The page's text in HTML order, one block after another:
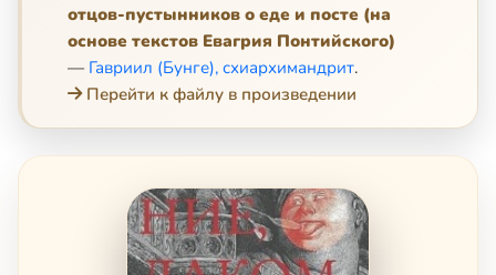
отцов-пустынников о еде и посте (на
основе текстов Евагрия Понтийского)
— Гавриил (Бунге), схиархимандрит.
Перейти к файлу в произведении